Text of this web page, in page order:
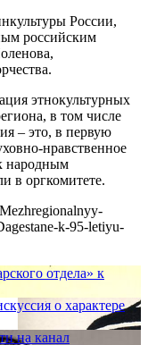
России,
российским
этнокультурных
в том числе
– это, в первую
нравственное
народным
в оргкомитете.
k-95-letiyu-
отдела» к
о характере
на канал